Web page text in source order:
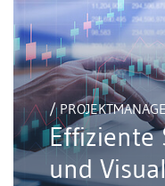
/
Effiziente
und